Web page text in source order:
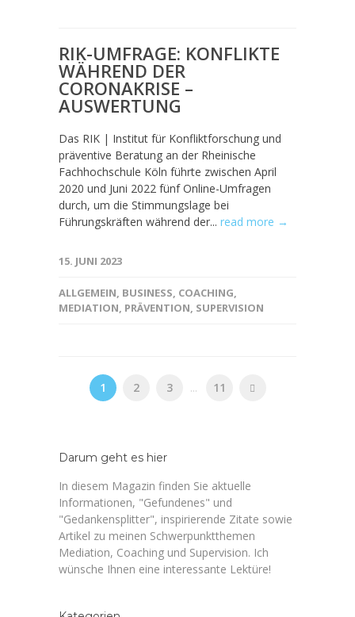
RIK-UMFRAGE: KONFLIKTE
WÄHREND DER
CORONAKRISE –
AUSWERTUNG
Das RIK | Institut für Konfliktforschung und
präventive Beratung an der Rheinische
Fachhochschule Köln führte zwischen April
2020 und Juni 2022 fünf Online-Umfragen
durch, um die Stimmungslage bei
Führungskräften während der... read more →
15. JUNI 2023
ALLGEMEIN, BUSINESS, COACHING,
MEDIATION, PRÄVENTION, SUPERVISION
1 2 3 ... 11
Darum geht es hier
In diesem Magazin finden Sie aktuelle
Informationen, "Gefundenes" und
"Gedankensplitter", inspirierende Zitate sowie
Artikel zu meinen Schwerpunktthemen
Mediation, Coaching und Supervision. Ich
wünsche Ihnen eine interessante Lektüre!